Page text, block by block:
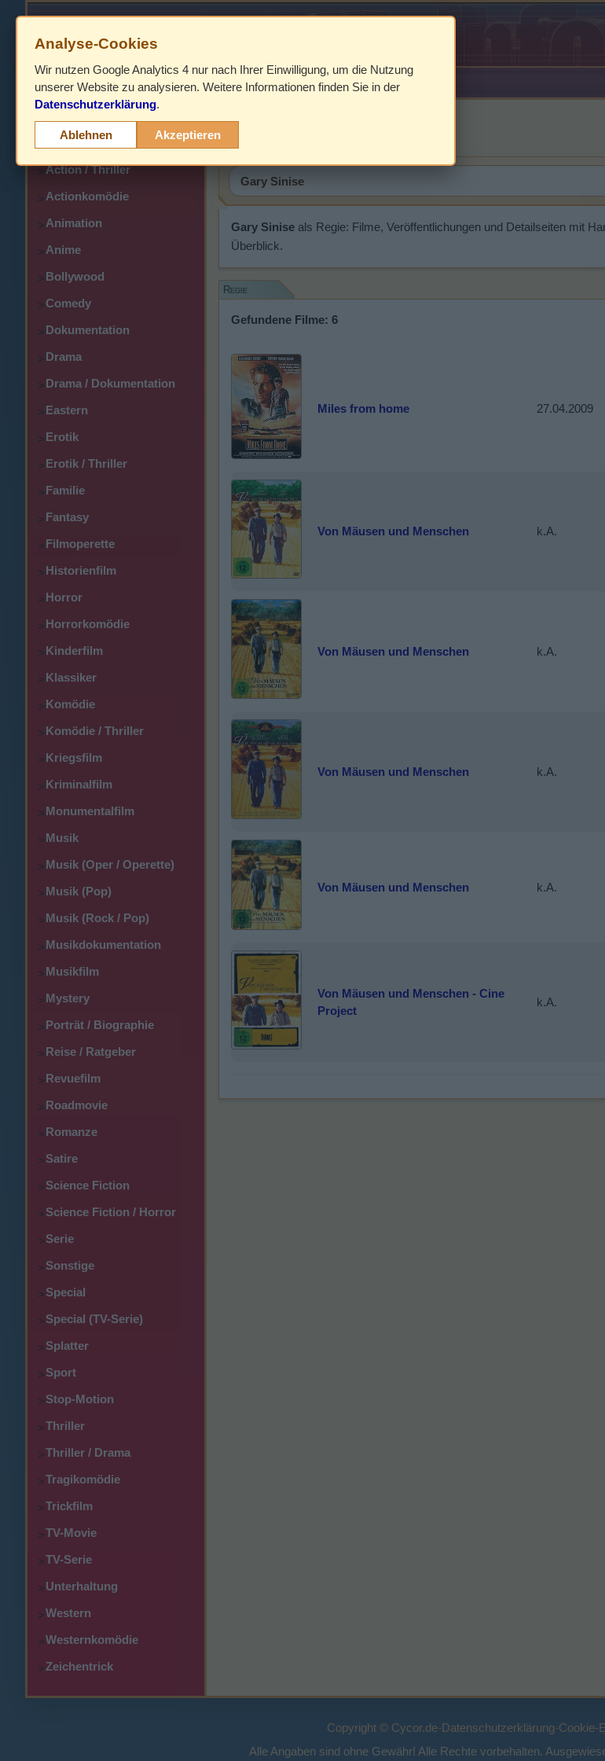
HOME
>
> Action
>Action / Thriller
>Actionkomödie
>Animation
>Anime
>Bollywood
>Comedy
>Dokumentation
>Drama
>Drama / Dokumentation
>Eastern
>Erotik
>Erotik / Thriller
>Familie
>Fantasy
>Filmoperette
>Historienfilm
>Horror
>Horrorkomödie
>Kinderfilm
>Klassiker
>Komödie
>Komödie / Thriller
>Kriegsfilm
>Kriminalfilm
>Monumentalfilm
>Musik
>Musik (Oper / Operette)
>Musik (Pop)
>Musik (Rock / Pop)
>Musikdokumentation
>Musikfilm
>Mystery
>Porträt / Biographie
>Reise / Ratgeber
>Revuefilm
>Roadmovie
>Romanze
>Satire
>Science Fiction
>Science Fiction / Horror
>Serie
>Sonstige
>Special
>Special (TV-Serie)
>Splatter
>Sport
>Stop-Motion
>Thriller
>Thriller / Drama
>Tragikomödie
>Trickfilm
>TV-Movie
>TV-Serie
>Unterhaltung
>Western
>Westernkomödie
>Zeichentrick
Gary Sinise
Gary Sinise als Regie: Filme, Veröffentlichungen und Detailseiten mit
Überblick.
Regie
Gefundene Filme: 6
Miles from home 27.04.2009
Von Mäusen und Menschen k.A.
Von Mäusen und Menschen k.A.
Von Mäusen und Menschen k.A.
Von Mäusen und Menschen k.A.
Von Mäusen und Menschen - Cine
Project
k.A.
Copyright © Cycor.de-Datenschutzerklärung-Cookie-
Alle Angaben sind ohne Gewähr! Alle Rechte vorbehalten.
Analyse-Cookies
Wir nutzen Google Analytics 4 nur nach Ihrer Einwilligung, um die Nutzung
unserer Website zu analysieren. Weitere Informationen finden Sie in der
Datenschutzerklärung.
Ablehnen Akzeptieren